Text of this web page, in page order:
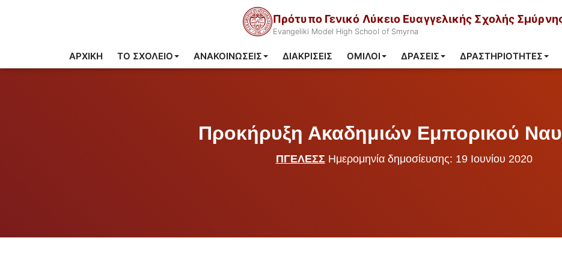
Πρότυπο Γενικό Λύκειο Ευαγγελικής Σχολής
Evangeliki Model High School of Smyrna
ΑΡΧΙΚΉ ΤΟ ΣΧΟΛΕΊΟ ΑΝΑΚΟΙΝΩΣΕΙΣ ΔΙΑΚΡΊΣΕΙΣ ΌΜΙΛΟΙ ΔΡΆΣΕΙΣ ΔΡΑΣΤΗΡΙΌΤΗΤΕΣ
Προκήρυξη Ακαδημιών Εμπορικού
ΠΓΕΛΕΣΣΗμερομηνία δημοσίευσης: 19 Ιουνίου 2020